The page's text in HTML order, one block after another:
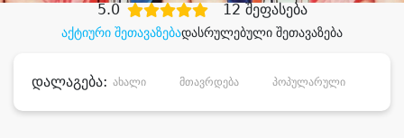
აქტიური შეთავაზებადასრულებული შეთავაზება
5.0 12 შეფასება
დალაგება: ახალი მთავრდება პოპულარული